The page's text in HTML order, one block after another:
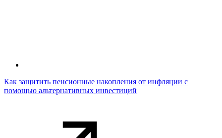
Как защитить пенсионные накопления от инфляции с
помощью альтернативных инвестиций